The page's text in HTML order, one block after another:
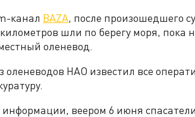
канал BAZA, после произошедшего
километров шли по берегу моря, пока
оленевод.
НАО известил все
веером 6 июня